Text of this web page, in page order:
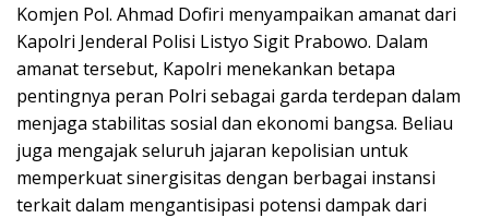
Komjen Pol. Ahmad Dofiri menyampaikan amanat dari
Kapolri Jenderal Polisi Listyo Sigit Prabowo. Dalam
amanat tersebut, Kapolri menekankan betapa
pentingnya peran Polri sebagai garda terdepan dalam
menjaga stabilitas sosial dan ekonomi bangsa. Beliau
juga mengajak seluruh jajaran kepolisian untuk
memperkuat sinergisitas dengan berbagai instansi
terkait dalam mengantisipasi potensi dampak dari